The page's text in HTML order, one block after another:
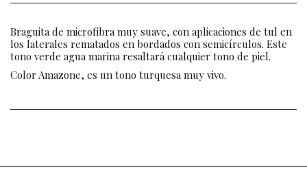
Braguita de microfibra muy suave, con aplicaciones de tul en
los laterales rematados en bordados con semicírculos. Este
tono verde agua marina resaltará cualquier tono de piel.
Color Amazone, es un tono turquesa muy vivo.